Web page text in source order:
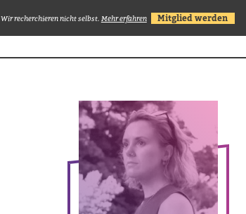
Wir recherchieren nicht selbst. Mehr erfahren Mitglied werden